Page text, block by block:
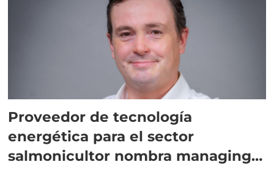
Proveedor de tecnología
energética para el sector
salmonicultor nombra managing